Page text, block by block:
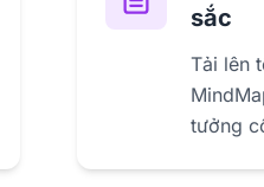
sắc
Tải lên
tưởng